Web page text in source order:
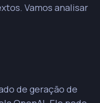
Vamos analisar
de geração de